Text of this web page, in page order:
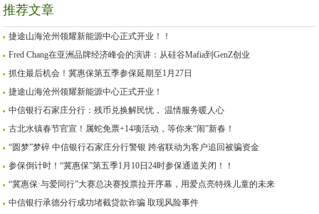
推荐文章
捷途山海沧州领耀新能源中心正式开业！！
Fred Chang在亚洲品牌经济峰会的演讲：从硅谷Mafia到GenZ创业
抓住最后机会！冀惠保第五季参保延期至1月27日
捷途山海沧州领耀新能源中心正式开业！
中信银行石家庄分行：残币兑换解民忧， 温情服务暖人心
古北水镇春节官宣！属蛇免票+14项活动，等你来“闹”新春！
“圆梦”梦碎 中信银行石家庄分行警银 跨省联动为客户追回被骗资金
参保倒计时！“冀惠保”第五季1月10日24时参保通道关闭！！
“冀惠保·与爱同行”大赛总决赛投票拉开序幕，用爱点亮特殊儿童的未来
中信银行承德分行成功堵截贷款诈骗 取现风险事件